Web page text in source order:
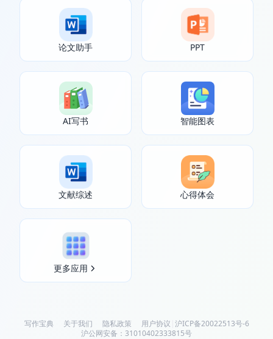
论文助手 PPT
AI写书 智能图表
文献综述 心得体会
更多应用
写作宝典 关于我们 隐私政策 用户协议 沪ICP备20022513号-6
沪公网安备：31010402333815号